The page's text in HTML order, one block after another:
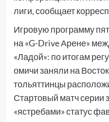
лиги, сообщает
Игровую программу
на «G-Drive Арене»
«Ладой»: по итогам
омичи заняли на
тольяттинцы
Стартовый матч серии
«ястребами» статус